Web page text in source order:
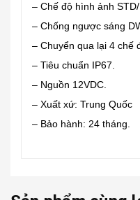
– Chế độ hình ảnh STD/
– Chống ngược sáng
– Chuyển qua lại 4 chế
– Tiêu chuẩn IP67.
– Nguồn 12VDC.
– Xuất xứ: Trung Quốc
– Bảo hành: 24 tháng.